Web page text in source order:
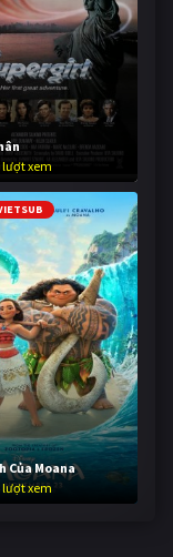
xem
Của Moana
xem